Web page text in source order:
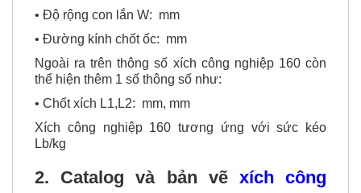
• Độ rộng con lắn W: mm
• Đường kính chốt ốc: mm
Ngoài ra trên thông số xích công nghiệp 160 còn
thể hiện thêm 1 số thông số như:
• Chốt xích L1,L2: mm, mm
Xích công nghiệp 160 tương ứng với sức kéo
Lb/kg
2. Catalog và bản vẽ xích công